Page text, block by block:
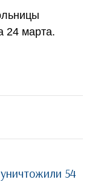
24 марта.
54